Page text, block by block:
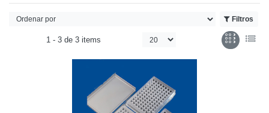
Filtros
1 - 3 de 3 items